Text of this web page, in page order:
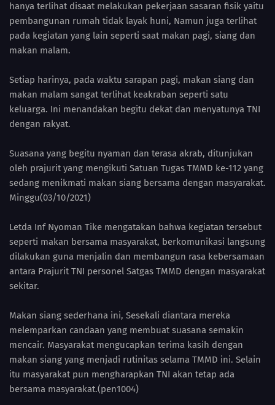
hanya terlihat disaat melakukan pekerjaan sasaran fisik yaitu
pembangunan rumah tidak layak huni, Namun juga terlihat
pada kegiatan yang lain seperti saat makan pagi, siang dan
makan malam.
Setiap harinya, pada waktu sarapan pagi, makan siang dan
makan malam sangat terlihat keakraban seperti satu
keluarga. Ini menandakan begitu dekat dan menyatunya TNI
dengan rakyat.
Suasana yang begitu nyaman dan terasa akrab, ditunjukan
oleh prajurit yang mengikuti Satuan Tugas TMMD ke-112 yang
sedang menikmati makan siang bersama dengan masyarakat.
Minggu(03/10/2021)
Letda Inf Nyoman Tike mengatakan bahwa kegiatan tersebut
seperti makan bersama masyarakat, berkomunikasi langsung
dilakukan guna menjalin dan membangun rasa kebersamaan
antara Prajurit TNI personel Satgas TMMD dengan masyarakat
sekitar.
Makan siang sederhana ini, Sesekali diantara mereka
melemparkan candaan yang membuat suasana semakin
mencair. Masyarakat mengucapkan terima kasih dengan
makan siang yang menjadi rutinitas selama TMMD ini. Selain
itu masyarakat pun mengharapkan TNI akan tetap ada
bersama masyarakat.(pen1004)